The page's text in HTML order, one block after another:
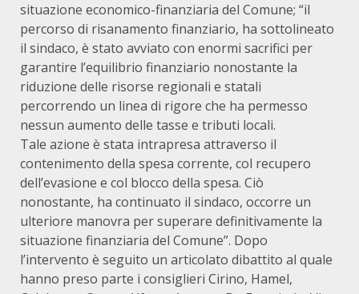
situazione economico-finanziaria del Comune; “il
percorso di risanamento finanziario, ha sottolineato
il sindaco, è stato avviato con enormi sacrifici per
garantire l’equilibrio finanziario nonostante la
riduzione delle risorse regionali e statali
percorrendo un linea di rigore che ha permesso
nessun aumento delle tasse e tributi locali.
Tale azione è stata intrapresa attraverso il
contenimento della spesa corrente, col recupero
dell’evasione e col blocco della spesa. Ciò
nonostante, ha continuato il sindaco, occorre un
ulteriore manovra per superare definitivamente la
situazione finanziaria del Comune”. Dopo
l’intervento è seguito un articolato dibattito al quale
hanno preso parte i consiglieri Cirino, Hamel,